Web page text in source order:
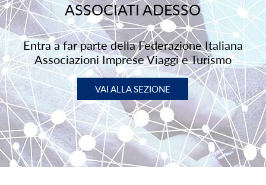
ASSOCIATI ADESSO
Entra a far parte della Federazione Italiana
Associazioni Imprese Viaggi e Turismo
VAI ALLA SEZIONE